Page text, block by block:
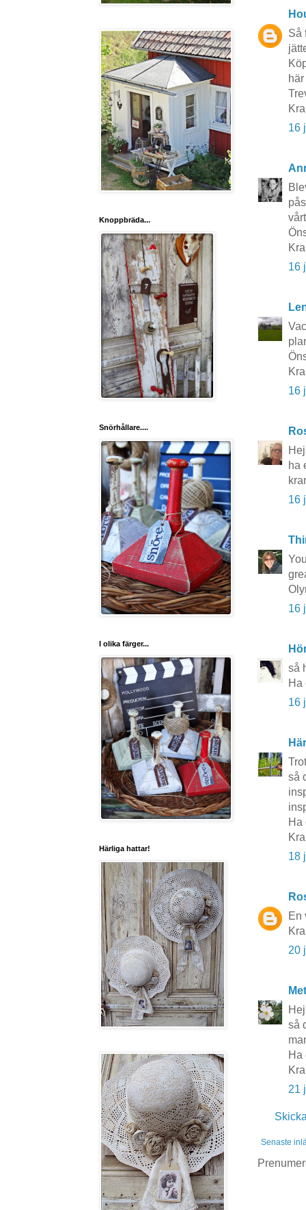
Så
16
16
16
ha
16
16
så
Ha
16
så
Ha
18
En
20
så
Ha
21
Senaste
Knoppbräda...
Snörhållare....
I olika färger...
Härliga hattar!